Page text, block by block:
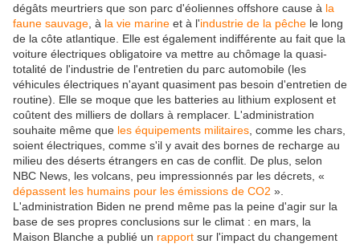
dégâts meurtriers que son parc d'éoliennes offshore cause à la
faune sauvage , à la vie marine et à l'industrie de la pêche le long
de la côte atlantique. Elle est également indifférente au fait que la
voiture électriques obligatoire va mettre au chômage la quasi-
totalité de l'industrie de l'entretien du parc automobile (les
véhicules électriques n'ayant quasiment pas besoin d'entretien de
routine). Elle se moque que les batteries au lithium explosent et
coûtent des milliers de dollars à remplacer. L'administration
souhaite même que les équipements militaires , comme les chars,
soient électriques, comme s'il y avait des bornes de recharge au
milieu des déserts étrangers en cas de conflit. De plus, selon
NBC News, les volcans, peu impressionnés par les décrets, «
dépassent les humains pour les émissions de CO2 ».
L'administration Biden ne prend même pas la peine d'agir sur la
base de ses propres conclusions sur le climat : en mars, la
Maison Blanche a publié un rapport sur l'impact du changement